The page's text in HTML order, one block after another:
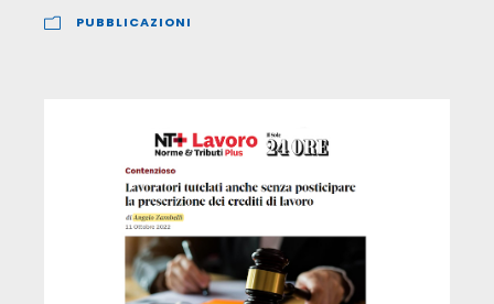
PUBBLICAZIONI